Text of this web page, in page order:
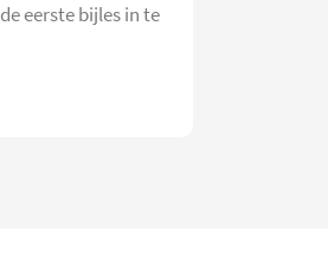
eerste bijles in te